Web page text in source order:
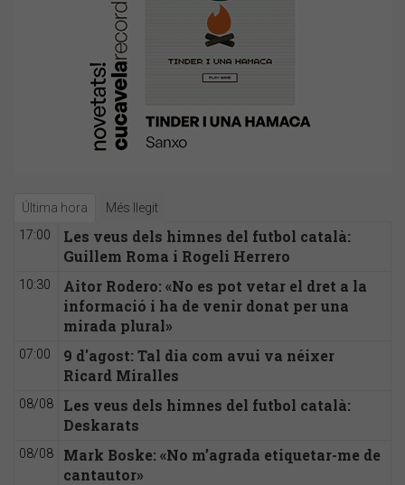
Última hora Més llegit
17:00
Les veus dels himnes del futbol català:
Guillem Roma i Rogeli Herrero
10:30
Aitor Rodero: «No es pot vetar el dret a la
informació i ha de venir donat per una
mirada plural»
07:00
9 d'agost: Tal dia com avui va néixer
Ricard Miralles
08/08
Les veus dels himnes del futbol català:
Deskarats
08/08
Mark Boske: «No m’agrada etiquetar-me de
cantautor»